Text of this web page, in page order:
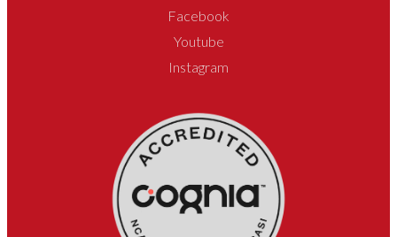
Facebook
Youtube
Instagram